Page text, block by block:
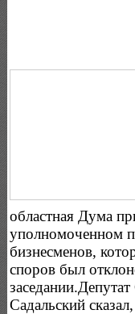
областная Дума
уполномоченном
бизнесменов,
споров был
Садальский